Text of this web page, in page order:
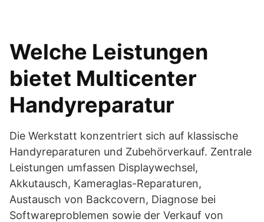
Welche Leistungen
bietet Multicenter
Handyreparatur
Die Werkstatt konzentriert sich auf klassische
Handyreparaturen und Zubehörverkauf. Zentrale
Leistungen umfassen Displaywechsel,
Akkutausch, Kameraglas-Reparaturen,
Austausch von Backcovern, Diagnose bei
Softwareproblemen sowie der Verkauf von